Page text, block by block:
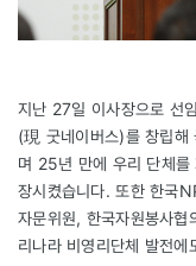
지난 27일 이사장으로 선
(現 굿네이버스)를 창립해
며 25년 만에 우리 단체
장시켰습니다. 또한 한국
자문위원, 한국자원봉사
리나라 비영리단체 발전에